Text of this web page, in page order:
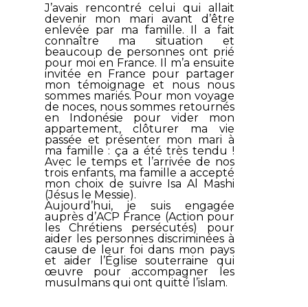
J’avais rencontré celui qui allait
devenir mon mari avant d’être
enlevée par ma famille. Il a fait
connaître ma situation et
beaucoup de personnes ont prié
pour moi en France. Il m’a ensuite
invitée en France pour partager
mon témoignage et nous nous
sommes mariés. Pour mon voyage
de noces, nous sommes retournés
en Indonésie pour vider mon
appartement, clôturer ma vie
passée et présenter mon mari à
ma famille : ça a été très tendu !
Avec le temps et l’arrivée de nos
trois enfants, ma famille a accepté
mon choix de suivre Isa Al Mashi
(Jésus le Messie).
Aujourd’hui, je suis engagée
auprès d’ACP France (Action pour
les Chrétiens persécutés) pour
aider les personnes discriminées à
cause de leur foi dans mon pays
et aider l’Église souterraine qui
œuvre pour accompagner les
musulmans qui ont quitté l’islam.